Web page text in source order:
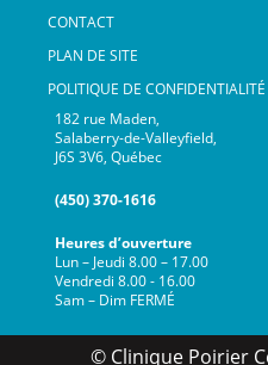
CONTACT
PLAN DE SITE
POLITIQUE DE CONFIDENTIALITÉ
182 rue Maden,
Salaberry-de-Valleyfield,
J6S 3V6, Québec
(450) 370-1616
Heures d’ouverture
Lun – Jeudi 8.00 – 17.00
Vendredi 8.00 - 16.00
Sam – Dim FERMÉ
© Clinique Poirier